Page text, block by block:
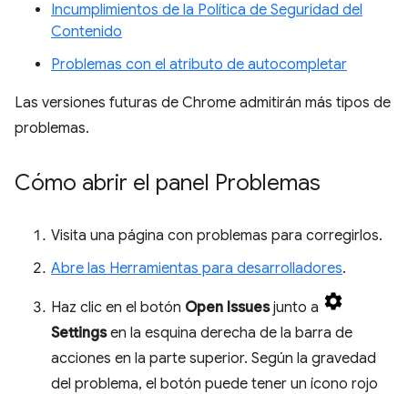
Incumplimientos de la Política de Seguridad del
Contenido
Problemas con el atributo de autocompletar
Las versiones futuras de Chrome admitirán más tipos de
problemas.
Cómo abrir el panel Problemas
Visita una página con problemas para corregirlos.
Abre las Herramientas para desarrolladores.
Haz clic en el botón Open Issuesjunto a
Settingsen la esquina derecha de la barra de
acciones en la parte superior. Según la gravedad
del problema, el botón puede tener un ícono rojo